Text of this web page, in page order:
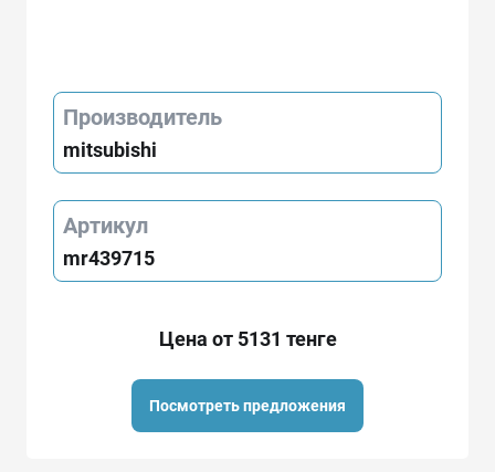
Производитель
mitsubishi
Артикул
mr439715
Цена от 5131 тенге
Посмотреть предложения